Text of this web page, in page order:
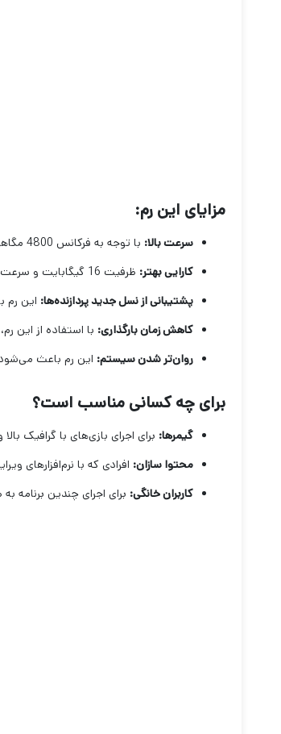
مزایای این رم:
سرعت بالا: با توجه به فرکانس 4800 مگاهرتز، این رم سرعت بسیار بالایی دارد و باعث می‌شود برنامه‌ها و بازی‌ها با سرعت بیشتری اجرا شوند.
کارایی بهتر: ظرفیت 16 گیگابایت و سرعت بالا، باعث بهبود عملکرد کلی سیستم می‌شود.
پشتیبانی از نسل جدید پردازنده‌ها: این رم
کاهش زمان بارگذاری: با استفاده از این
روان‌تر شدن سیستم: این رم باعث
برای چه کسانی مناسب است؟
گیمرها: برای اجرای بازی‌های با گرافیک
محتوا سازان: افرادی که با نرم‌افزارهای
کاربران خانگی: برای اجرای چندین برنامه